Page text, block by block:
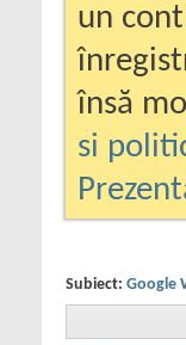
un
însă
si
Subiect: Google